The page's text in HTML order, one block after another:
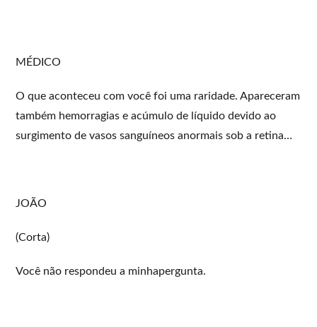
MÉDICO
O que aconteceu com você foi uma raridade. Apareceram
também hemorragias e acúmulo de líquido devido ao
surgimento de vasos sanguíneos anormais sob a retina…
JOÃO
(Corta)
Você não respondeu a minhapergunta.